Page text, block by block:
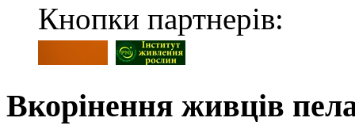
Кнопки партнерів:
Вкорінення живців